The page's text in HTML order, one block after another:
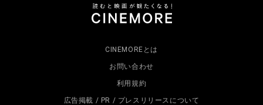
CINEMOREとは
お問い合わせ
利用規約
広告掲載 / PR / プレスリリースについて